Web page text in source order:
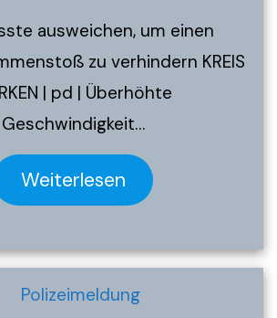
ausweichen, um einen
zu verhindern KREIS
| pd | Überhöhte
Geschwindigkeit…
Weiterlesen